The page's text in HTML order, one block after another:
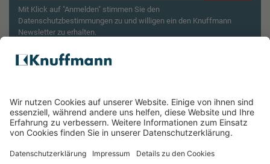
Mit Klick auf "Anmelden" stimmen Sie den
Datenschutzbestimmungen zu und willigen ein den Knuffmann
Newsletter zu erhalten.
Aktionsbedingungen¹
Wasserkocher